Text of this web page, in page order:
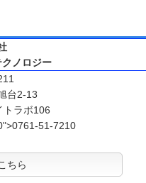
ノロジー
台2-13
トラボ106
51-7210
ちら